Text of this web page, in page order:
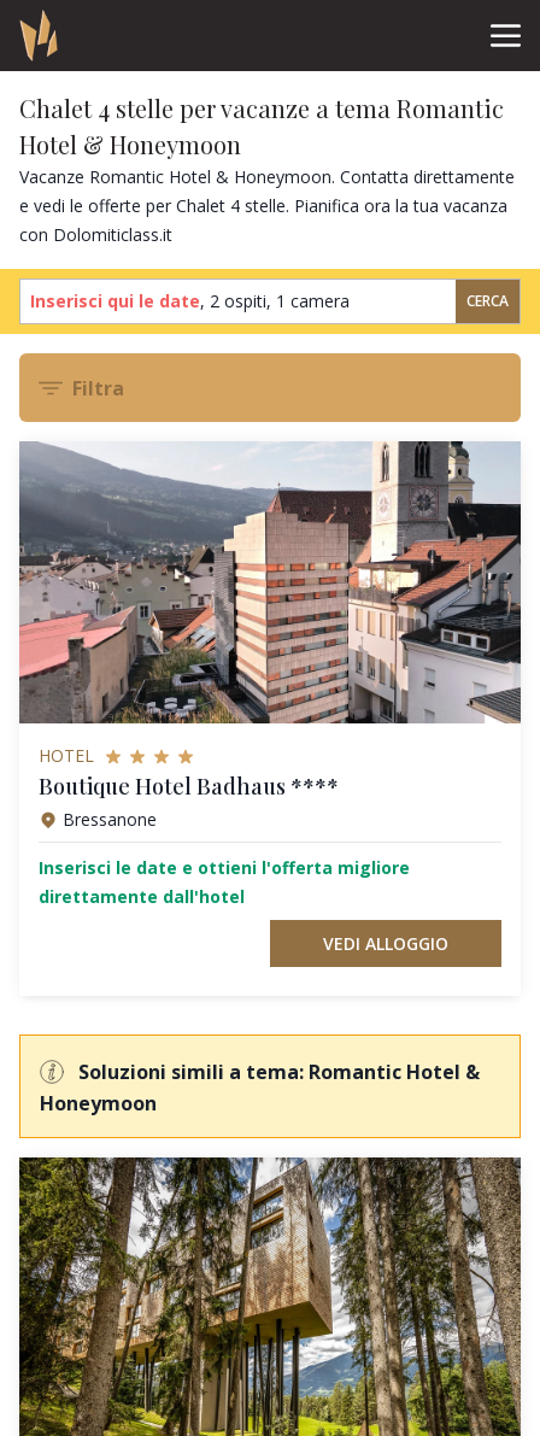
Chalet 4 stelle per vacanze a tema Romantic
Hotel & Honeymoon
Vacanze Romantic Hotel & Honeymoon. Contatta direttamente
e vedi le offerte per Chalet 4 stelle. Pianifica ora la tua vacanza
con Dolomiticlass.it
Inserisci qui le date, 2 ospiti, 1 camera CERCA
Filtra
HOTEL
Boutique Hotel Badhaus ****
Bressanone
Inserisci le date e ottieni l'offerta migliore
direttamente dall'hotel
VEDI ALLOGGIO
Soluzioni simili a tema: Romantic Hotel &
Honeymoon